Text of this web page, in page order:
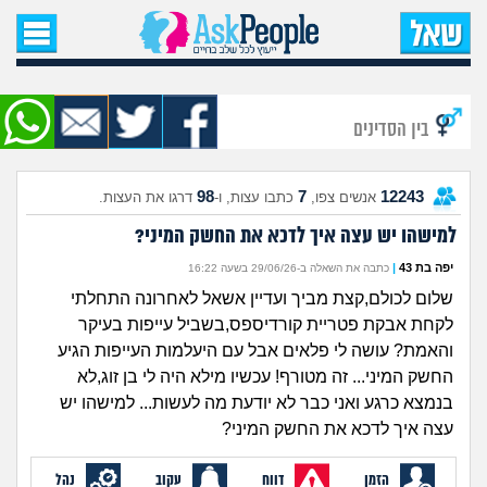
עמוד הבית
שאל שאלה
שאלות חדשות
שאלות שעוררו עניין
עצות חדשות
מה קורה כאן?
מתחם הטיפים
מדורים
בין הסדינים
12243 אנשים צפו, 7 כתבו עצות, ו-98 דרגו את העצות.
למישהו יש עצה איך לדכא את החשק המיני?
יפה בת 43 | כתבה את השאלה ב-29/06/26 בשעה 16:22
שלום לכולם,קצת מביך ועדיין אשאל לאחרונה התחלתי
לקחת אבקת פטריית קורדיספס,בשביל עייפות בעיקר
והאמת? עושה לי פלאים אבל עם היעלמות העייפות הגיע
החשק המיני... זה מטורף! עכשיו מילא היה לי בן זוג,לא
בנמצא כרגע ואני כבר לא יודעת מה לעשות... למישהו יש
עצה איך לדכא את החשק המיני?
הזמן דווח עקוב נהל